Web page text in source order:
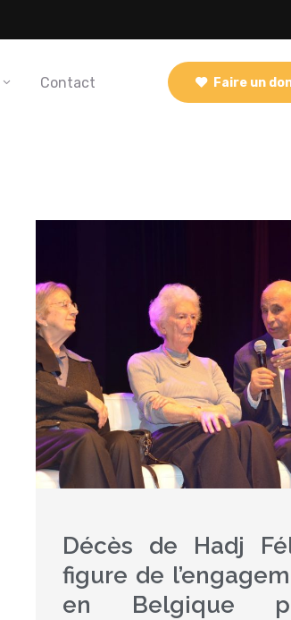
Contact Faire un
Décès de Hadj
figure de
en Belgique